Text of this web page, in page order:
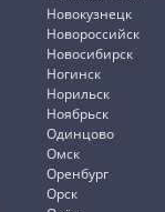
Новокузнецк
Новороссийск
Новосибирск
Ногинск
Норильск
Ноябрьск
Одинцово
Омск
Оренбург
Орск